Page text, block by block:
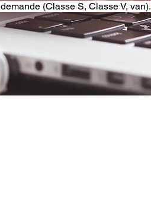
(Classe S, Classe V, van).